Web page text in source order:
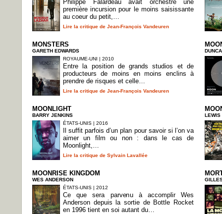
Philippe Falardeau avait orchestré une
première incursion pour le moins saisissante
au coeur du petit,…
Lire la critique de Jean-François Vandeuren
MONSTERS
GARETH EDWARDS
ROYAUME-UNI | 2010
Entre la position de grands studios et de
producteurs de moins en moins enclins à
prendre de risques et celle…
Lire la critique de Jean-François Vandeuren
MOONLIGHT
BARRY JENKINS
ÉTATS-UNIS | 2016
Il suffit parfois d’un plan pour savoir si l’on va
aimer un film ou non : dans le cas de
Moonlight,…
Lire la critique de Sylvain Lavallée
LEWIS
MOONRISE KINGDOM
WES ANDERSON
ÉTATS-UNIS | 2012
Ce que sera parvenu à accomplir Wes
Anderson depuis la sortie de Bottle Rocket
en 1996 tient en soi autant du…